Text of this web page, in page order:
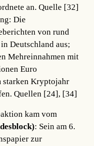
an.Quelle [32]
Die
von rund
Deutschland aus;
Mehreinnahmen mit
Euro
starken Kryptojahr
Quellen [24], [34]
kam vom
: Sein am 6.
zur